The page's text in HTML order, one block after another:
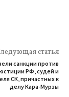
статья
санкции против
РФ, судей и
СК, причастных к
делу Кара-Мурзы